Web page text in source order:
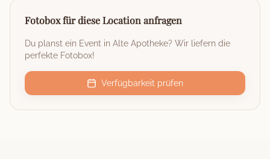
Fotobox für diese Location anfragen
Du planst ein Event in Alte Apotheke? Wir liefern die
perfekte Fotobox!
Verfügbarkeit prüfen